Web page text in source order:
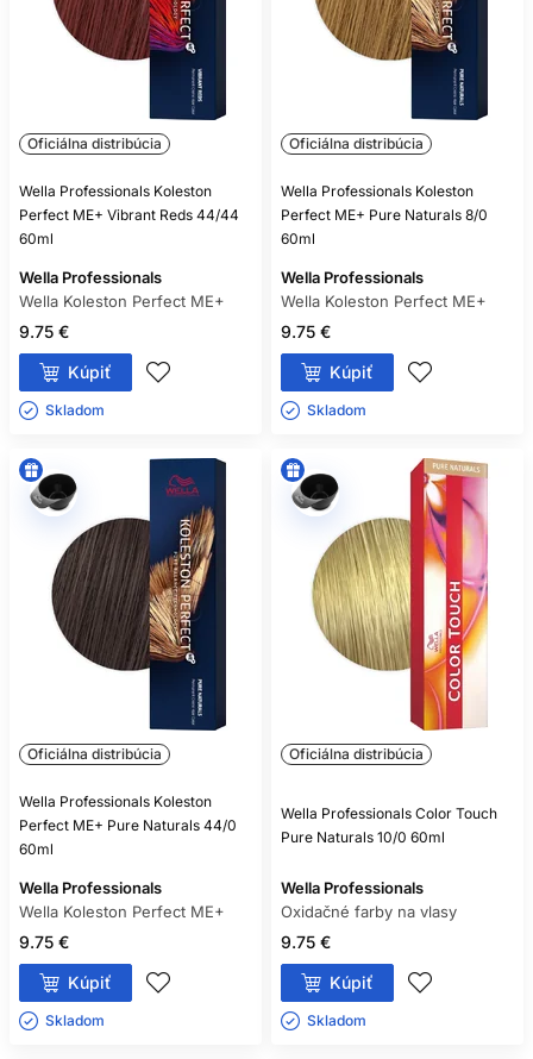
POTREBUJE KAŽDÁ OXIDAČNÁ
FARBA VYVÍJAČ?
Takmer všetky áno, ale vždy sa riaďte označením
konkrétneho produktu.
MÔŽEM ZMIEŠAŤ FARBU A
OXIDANT RÔZNYCH ZNAČIEK?
Iba ak to výrobca výslovne povoľuje; bezpečnou voľbou je
kompatibilný systém jednej rady.
ZOSVETLÍ SVETLÁ FARBA TMAVÉ
FARBENÉ VLASY?
Spravidla nie spoľahlivo, pretože oxidačná farba bežne
nezosvetľuje už vytvorený umelý pigment.
JE BEZAMONIAKOVÁ FARBA
NEALERGÉNNA?
Nie. Aj bezamoniaková oxidačná farba môže obsahovať
alergizujúce farbiace látky.
Oficiálna distribúcia
Wella Professionals Koleston
Perfect ME+ Vibrant Reds 44/44
60ml
Wella Professionals
Wella Koleston Perfect ME+
9.75 €
Kúpiť
Skladom ㅤ
Oficiálna distribúcia
Wella Professionals Koleston
Perfect ME+ Pure Naturals 8/0
60ml
Wella Professionals
Wella Koleston Perfect ME+
9.75 €
Kúpiť
Skladom ㅤ
Oficiálna distribúcia
Wella Professionals Koleston
Perfect ME+ Pure Naturals 44/0
60ml
Wella Professionals
Wella Koleston Perfect ME+
9.75 €
Kúpiť
Skladom ㅤ
Oficiálna distribúcia
Wella Professionals Color Touch
Pure Naturals 10/0 60ml
Wella Professionals
Oxidačné farby na vlasy
9.75 €
Kúpiť
Skladom ㅤ